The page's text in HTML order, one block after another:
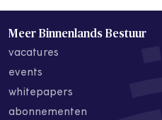
Meer Binnenlands Bestuur
vacatures
events
whitepapers
abonnementen